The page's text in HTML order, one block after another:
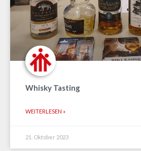
Whisky Tasting
WEITERLESEN »
21. Oktober 2023